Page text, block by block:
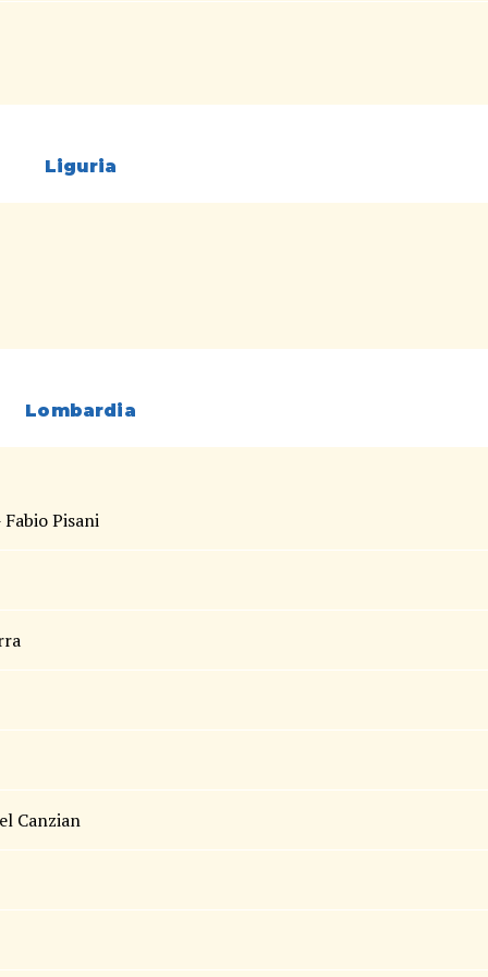
Liguria
Lombardia
Pisani
Canzian